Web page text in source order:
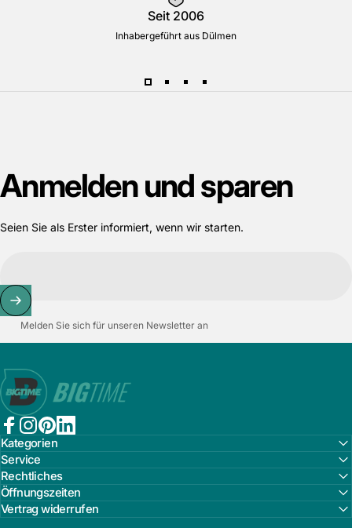
Seit 2006
Inhabergeführt aus Dülmen
Anmeldenundsparen
Seien Sie als Erster informiert, wenn wir starten.
Melden Sie sich für unseren Newsletter an
Bigtime.de
Facebook
Instagram
PinterestLinkedIn
Kategorien
Service
Rechtliches
Öffnungszeiten
Vertrag widerrufen